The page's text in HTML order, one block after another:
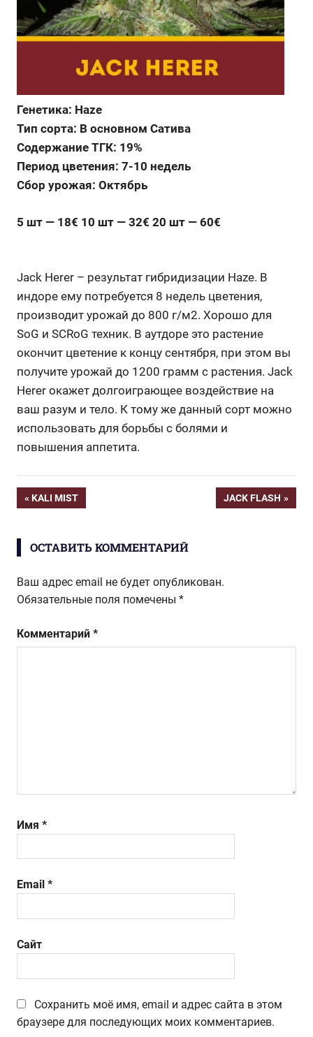
Генетика: Haze
Тип сорта: В основном Сатива
Содержание ТГК: 19%
Период цветения: 7-10 недель
Сбор урожая: Октябрь
5 шт — 18€ 10 шт — 32€ 20 шт — 60€
Jack Herer – результат гибридизации Haze. В
индоре ему потребуется 8 недель цветения,
производит урожай до 800 г/м2. Хорошо для
SoG и SCRoG техник. В аутдоре это растение
окончит цветение к концу сентября, при этом вы
получите урожай до 1200 грамм с растения. Jack
Herer окажет долгоиграющее воздействие на
ваш разум и тело. К тому же данный сорт можно
использовать для борьбы с болями и
повышения аппетита.
Навигация
записям
ПРЕДЫДУЩАЯ
KALI MIST
СЛЕДУЮЩАЯ
JACK FLASH
ОСТАВИТЬ КОММЕНТАРИЙ
Ваш адрес email не будет опубликован.
Обязательные поля помечены *
Комментарий *
Имя *
Email *
Сайт
Сохранить моё имя, email и адрес сайта в этом
браузере для последующих моих комментариев.